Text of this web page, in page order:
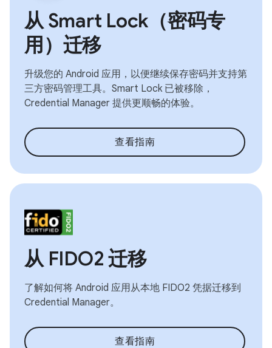
从 Smart Lock（密码专
用）迁移
升级您的 Android 应用，以便继续保存密码并支持第
三方密码管理工具。Smart Lock 已被移除，
Credential Manager 提供更顺畅的体验。
查看指南
从 FIDO2 迁移
了解如何将 Android 应用从本地 FIDO2 凭据迁移到
Credential Manager。
查看指南